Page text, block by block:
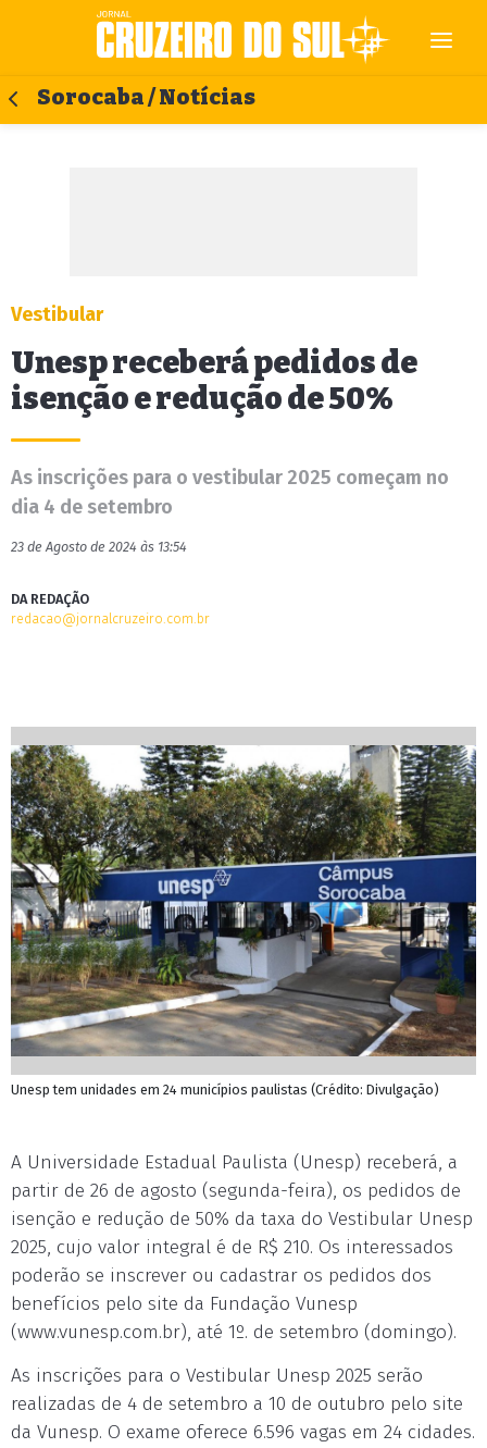
Sorocaba / Notícias
Vestibular
Unesp receberá pedidos de
isenção e redução de 50%
As inscrições para o vestibular 2025 começam no
dia 4 de setembro
23 de Agosto de 2024 às 13:54
DA REDAÇÃO
redacao@jornalcruzeiro.com.br
Unesp tem unidades em 24 municípios paulistas (Crédito: Divulgação)
A Universidade Estadual Paulista (Unesp) receberá, a
partir de 26 de agosto (segunda-feira), os pedidos de
isenção e redução de 50% da taxa do Vestibular Unesp
2025, cujo valor integral é de R$ 210. Os interessados
poderão se inscrever ou cadastrar os pedidos dos
benefícios pelo site da Fundação Vunesp
(www.vunesp.com.br), até 1º. de setembro (domingo).
As inscrições para o Vestibular Unesp 2025 serão
realizadas de 4 de setembro a 10 de outubro pelo site
da Vunesp. O exame oferece 6.596 vagas em 24 cidades.